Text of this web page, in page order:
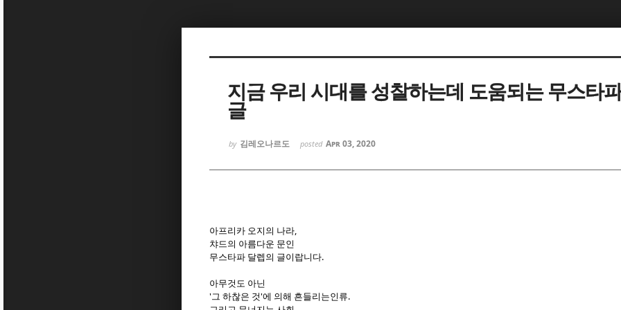
지금 우리 시대를 성찰하는데 도움되는 무스타
글
by 김레오나르도 posted Apr 03, 2020
아프리카 오지의 나라,
챠드의 아름다운 문인
무스타파 달렙의 글이랍니다.
아무것도 아닌
'그 하찮은 것'에 의해 흔들리는인류.
Sketchbook5, 스케치북5
Sketchbook5, 스케치북5
Sketchbook5, 스케치북5
Sketchbook5, 스케치북5